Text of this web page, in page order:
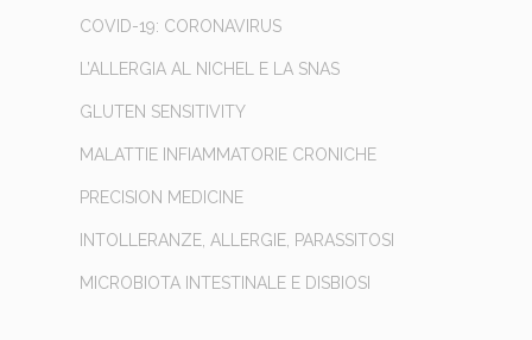
COVID-19: CORONAVIRUS
L’ALLERGIA AL NICHEL E LA SNAS
GLUTEN SENSITIVITY
MALATTIE INFIAMMATORIE CRONICHE
PRECISION MEDICINE
INTOLLERANZE, ALLERGIE, PARASSITOSI
MICROBIOTA INTESTINALE E DISBIOSI